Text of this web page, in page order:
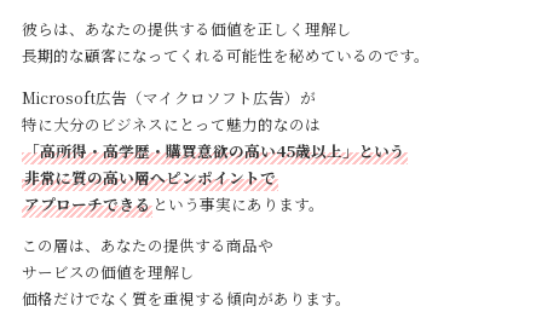
彼らは、あなたの提供する価値を正しく理解し
長期的な顧客になってくれる可能性を秘めているのです。
Microsoft広告（マイクロソフト広告）が
特に大分のビジネスにとって魅力的なのは
「高所得・高学歴・購買意欲の高い45歳以上」という
非常に質の高い層へピンポイントで
アプローチできるという事実にあります。
この層は、あなたの提供する商品や
サービスの価値を理解し
価格だけでなく質を重視する傾向があります。